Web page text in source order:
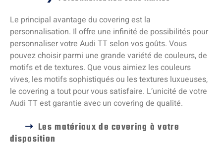
Le principal avantage du covering est la
personnalisation. Il offre une infinité de possibilités pour
personnaliser votre Audi TT selon vos goûts. Vous
pouvez choisir parmi une grande variété de couleurs, de
motifs et de textures. Que vous aimiez les couleurs
vives, les motifs sophistiqués ou les textures luxueuses,
le covering a tout pour vous satisfaire. L’unicité de votre
Audi TT est garantie avec un covering de qualité.
Les matériaux de covering à votre
disposition